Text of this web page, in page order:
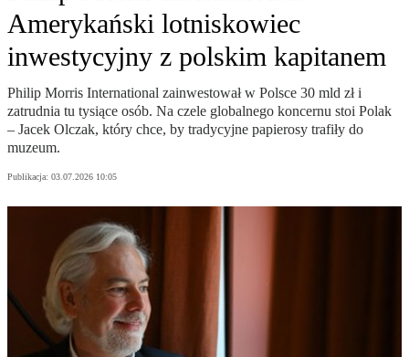
Amerykański lotniskowiec
inwestycyjny z polskim kapitanem
Philip Morris International zainwestował w Polsce 30 mld zł i
zatrudnia tu tysiące osób. Na czele globalnego koncernu stoi Polak
– Jacek Olczak, który chce, by tradycyjne papierosy trafiły do
muzeum.
Publikacja: 03.07.2026 10:05